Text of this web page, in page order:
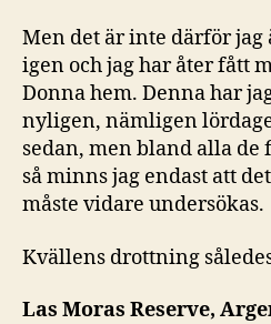
Men det är inte därför jag
igen och jag har åter fått
Donna hem. Denna har
nyligen, nämligen
sedan, men bland alla de
så minns jag endast att
måste vidare undersökas.
Kvällens drottning
Las Moras Reserve,